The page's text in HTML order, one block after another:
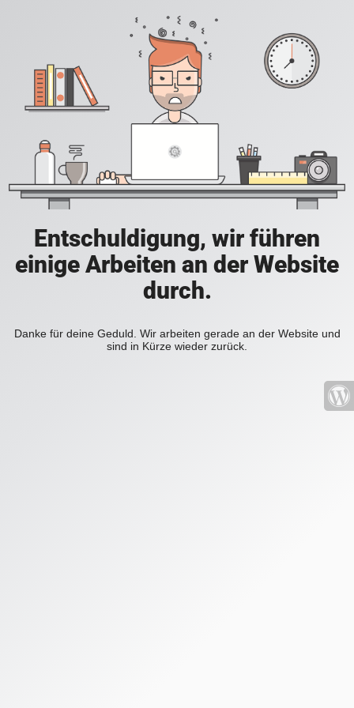
Entschuldigung, wir führen
einige Arbeiten an der Website
durch.
Danke für deine Geduld. Wir arbeiten gerade an der Website und
sind in Kürze wieder zurück.